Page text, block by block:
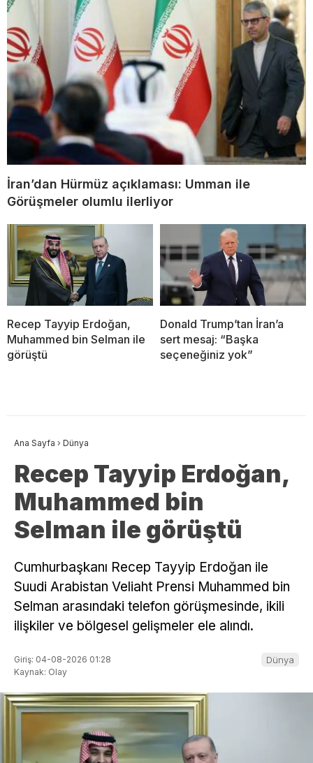
İran’dan Hürmüz açıklaması: Umman ile
Görüşmeler olumlu ilerliyor
Recep Tayyip Erdoğan,
Muhammed bin Selman ile
görüştü
Donald Trump’tan İran’a
sert mesaj: “Başka
seçeneğiniz yok”
Ana Sayfa › Dünya
Recep Tayyip Erdoğan,
Muhammed bin
Selman ile görüştü
Cumhurbaşkanı Recep Tayyip Erdoğan ile
Suudi Arabistan Veliaht Prensi Muhammed bin
Selman arasındaki telefon görüşmesinde, ikili
ilişkiler ve bölgesel gelişmeler ele alındı.
Giriş: 04-08-2026 01:28
Kaynak: Olay
Dünya